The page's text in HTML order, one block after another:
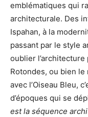
emblématiques qui
architecturale. Des
Ispahan, à la
passant par le style
oublier l’architecture
Rotondes, ou bien
avec l’Oiseau Bleu,
d’époques qui se
est la séquence